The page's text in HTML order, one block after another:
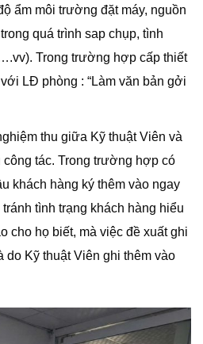
ẩm môi trường đặt máy, nguồn
quá trình sap chụp, tình
Trong trường hợp cấp thiết
LĐ phòng : “Làm văn bản gởi
thu giữa Kỹ thuật Viên và
công tác. Trong trường hợp có
khách hàng ký thêm vào ngay
tình trạng khách hàng hiểu
cho họ biết, mà việc đề xuất ghi
do Kỹ thuật Viên ghi thêm vào